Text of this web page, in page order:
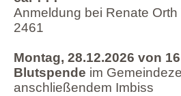
Anmeldung bei Renate Orth
2461
Montag, 28.12.2026 von
Blutspende im
anschließendem Imbiss